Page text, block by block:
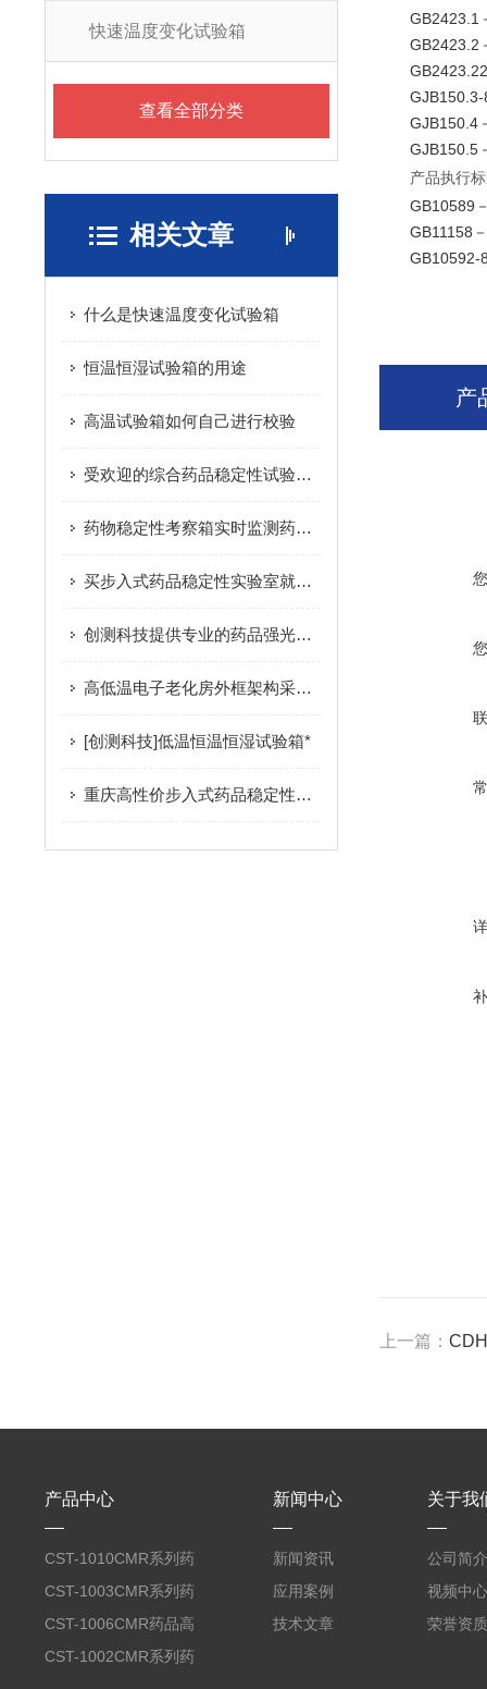
快速温度变化试验箱
查看全部分类
相关文章
什么是快速温度变化试验箱
恒温恒湿试验箱的用途
高温试验箱如何自己进行校验
受欢迎的综合药品稳定性试验箱推荐_实惠的综合药品稳定性试验箱
药物稳定性考察箱实时监测药品存放环境变化
买步入式药品稳定性实验室就选创测科技
创测科技提供专业的药品强光紫外照射试验箱，药品强光紫外照射试验箱公司
高低温电子老化房外框架构采用双面彩钢保温库板
[创测科技]低温恒温恒湿试验箱*
重庆高性价步入式药品稳定性试验室厂家推荐
GB2423.1
GB2423.2
GJB150.4
GJB150.5
产品执行
GB10589
GB11158
GB10592-
产
上一篇：
产品中心
CST-1010CMR系列药
品高温试验箱
CST-1003CMR系列药
品高温试验箱
CST-1006CMR药品高
温试验箱
CST-1002CMR系列药
新闻中心
新闻资讯
应用案例
技术文章
关于我
公司简介
视频中心
荣誉资质